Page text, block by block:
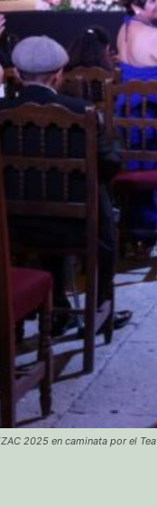
2025 en caminata por el